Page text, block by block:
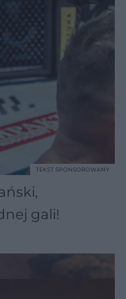
gali!
TEKST SPONSOROWANY